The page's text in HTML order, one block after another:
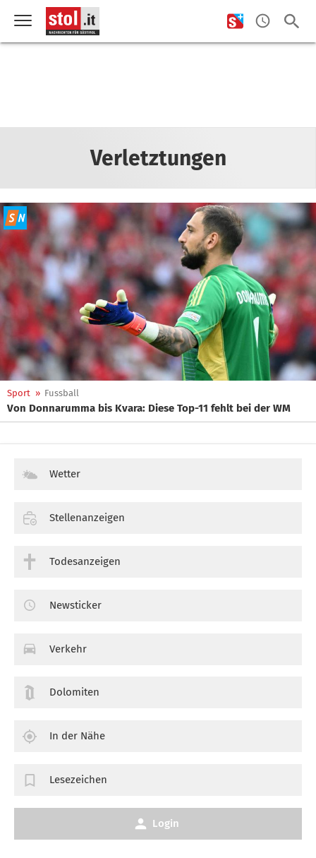
Verletztungen
Sport » Fussball
Von Donnarumma bis Kvara: Diese Top-11 fehlt bei der WM
Wetter
Stellenanzeigen
Todesanzeigen
Newsticker
Verkehr
Dolomiten
In der Nähe
Lesezeichen
Login